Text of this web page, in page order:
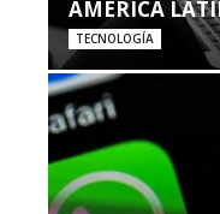
AMÉRICA
TECNOLOGÍA